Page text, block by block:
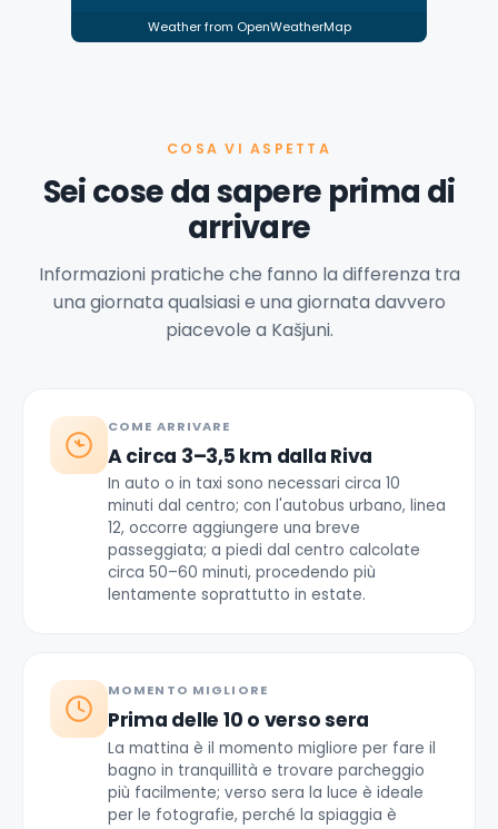
Weather from OpenWeatherMap
COSA VI ASPETTA
Sei cose da sapere prima di
arrivare
Informazioni pratiche che fanno la differenza tra
una giornata qualsiasi e una giornata davvero
piacevole a Kašjuni.
COME ARRIVARE
A circa 3–3,5 km dalla Riva
In auto o in taxi sono necessari circa 10
minuti dal centro; con l'autobus urbano, linea
12, occorre aggiungere una breve
passeggiata; a piedi dal centro calcolate
circa 50–60 minuti, procedendo più
lentamente soprattutto in estate.
MOMENTO MIGLIORE
Prima delle 10 o verso sera
La mattina è il momento migliore per fare il
bagno in tranquillità e trovare parcheggio
più facilmente; verso sera la luce è ideale
per le fotografie, perché la spiaggia è